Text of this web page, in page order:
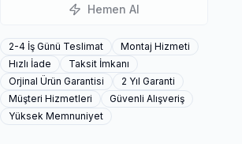
Hemen Al
2-4 İş Günü Teslimat
Montaj Hizmeti
Hızlı İade
Taksit İmkanı
Orjinal Ürün Garantisi
2 Yıl Garanti
Müşteri Hizmetleri
Güvenli Alışveriş
Yüksek Memnuniyet